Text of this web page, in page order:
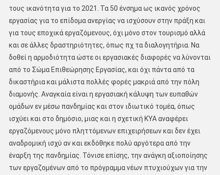
τους ικανότητα για το 2021. Τα 50 ένσημα ως ικανός χρόνος
εργασίας για το επίδομα ανεργίας να ισχύσουν στην πράξη και
για τους εποχικά εργαζόμενους, όχι μόνο στον τουρισμό αλλά
και σε άλλες δραστηριότητες, όπως πχ τα διαλογητήρια. Να
δοθεί η αρμοδιότητα ώστε οι εργασιακές διαφορές να λύνονται
από το Σώμα Επιθεώρησης Εργασίας, και όχι πάντα από τα
δικαστήρια και μάλιστα πολλές φορές μακριά από την πόλη
διαμονής. Αναγκαία είναι η εργασιακή κάλυψη των ευπαθών
ομάδων εν μέσω πανδημίας και στον ιδιωτικό τομέα, όπως
ισχύει και στο δημόσιο, μιας και η σχετική ΚΥΑ αναφέρει
εργαζόμενους μόνο πληττόμενων επιχειρήσεων και δεν έχει
αναδρομική ισχύ αν και εκδόθηκε πολύ αργότερα από την
έναρξη της πανδημίας. Τόνισε επίσης, την ανάγκη αξιοποίησης
των εργαζομένων από το πρόγραμμα νέων πτυχιούχων για την